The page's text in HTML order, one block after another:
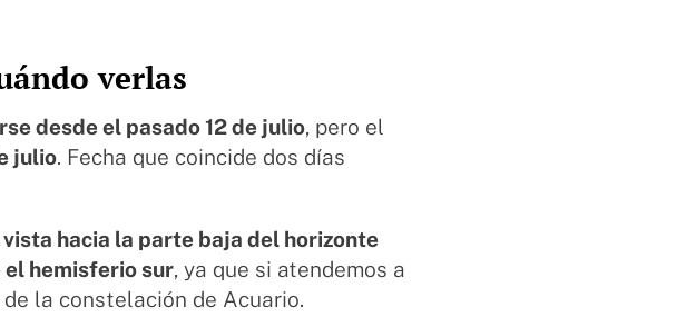
verlas
desde el pasado 12 de julio, pero el
julio. Fecha que coincide dos días
hacia la parte baja del horizonte
el hemisferio sur, ya que si atendemos a
la constelación de Acuario.